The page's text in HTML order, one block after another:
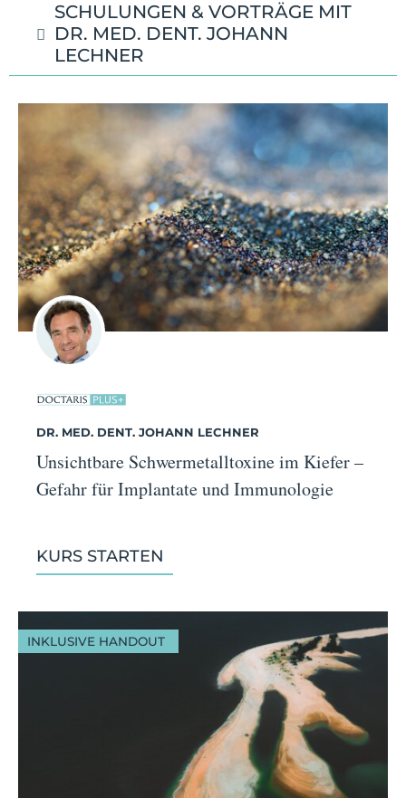
SCHULUNGEN & VORTRÄGE MIT
DR. MED. DENT. JOHANN
LECHNER
DR. MED. DENT. JOHANN LECHNER
Unsichtbare Schwermetalltoxine im Kiefer –
Gefahr für Implantate und Immunologie
KURS STARTEN
INKLUSIVE HANDOUT